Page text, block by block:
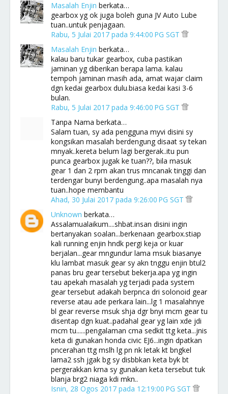
Masalah Enjin berkata…
gearbox yg ok juga boleh guna JV Auto Lube
tuan..untuk penjagaan.
Rabu, 5 Julai 2017 pada 9:44:00 PG SGT
Masalah Enjin berkata…
kalau baru tukar gearbox, cuba pastikan
jaminan yg diberikan berapa lama. kalau
tempoh jaminan masih ada, amat wajar claim
dgn kedai gearbox dulu.biasa kedai kasi 3-6
bulan.
Rabu, 5 Julai 2017 pada 9:46:00 PG SGT
Tanpa Nama berkata…
Salam tuan, sy ada pengguna myvi disini sy
kongsikan masalah berdengung disaat sy tekan
mnyak..kereta belum lagi bergerak..itu pun
punca gearbox jugak ke tuan??, bila masuk
gear 1 dan 2 rpm akan trus mncanak tinggi dan
terdengar bunyi berdengung..apa masalah nya
tuan..hope membantu
Ahad, 30 Julai 2017 pada 9:26:00 PG SGT
Unknown berkata…
Assalamualaikum....shbat.insan disini ingin
bertanyakan soalan...berkenaan gearbox.stiap
kali running enjin hndk pergi keja or kuar
berjalan...gear mngundur lama msuk biasanye
klu lambat masuk gear sy akn tnggu enjin btul2
panas bru gear tersebut bekerja.apa yg ingin
tau apekah masalah yg terjadi pada system
gear tersebut adakah berpnca dri solonoid gear
reverse atau ade perkara lain...lg 1 masalahnye
bl gear reverse msuk shja dgr bnyi mcm gear tu
disentap dgn kuat..padahal gear yg lain xde jdi
mcm tu......pengalaman cma sedkit ttg keta...jnis
keta di gunakan honda civic EJ6...ingin dpatkan
pncerahan ttg mslh lg pn nk letak kt bngkel
lama2 ssh jgak bg sy disbbkan keta byk bt
pergerakkan krna sy gunakan keta tersebut tuk
blanja brg2 niaga kdi mkn..
Isnin, 28 Ogos 2017 pada 12:19:00 PG SGT